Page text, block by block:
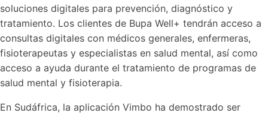
soluciones digitales para prevención, diagnóstico y
tratamiento. Los clientes de Bupa Well+ tendrán acceso a
consultas digitales con médicos generales, enfermeras,
fisioterapeutas y especialistas en salud mental, así como
acceso a ayuda durante el tratamiento de programas de
salud mental y fisioterapia.
En Sudáfrica, la aplicación Vimbo ha demostrado ser